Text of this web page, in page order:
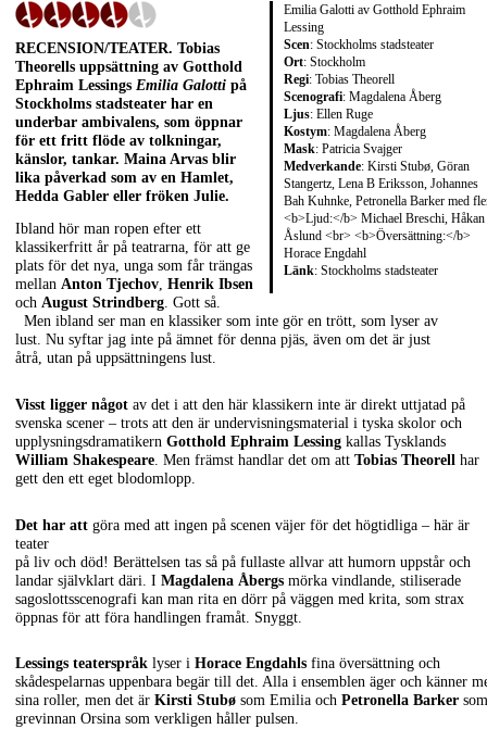
Emilia Galotti av Gotthold Ephraim
Lessing
Scen: Stockholms stadsteater
Ort: Stockholm
Regi: Tobias Theorell
Scenografi: Magdalena Åberg
Ljus: Ellen Ruge
Kostym: Magdalena Åberg
Mask: Patricia Svajger
Medverkande: Kirsti Stubø, Göran
Stangertz, Lena B Eriksson, Johannes
Bah Kuhnke, Petronella Barker med
<b>Ljud:</b> Michael Breschi, Håkan
Åslund <br> <b>Översättning:</b>
Horace Engdahl
Länk: Stockholms stadsteater
RECENSION/TEATER. Tobias
Theorells uppsättning av Gotthold
Ephraim Lessings Emilia Galotti på
Stockholms stadsteater har en
underbar ambivalens, som öppnar
för ett fritt flöde av tolkningar,
känslor, tankar. Maina Arvas blir
lika påverkad som av en Hamlet,
Hedda Gabler eller fröken Julie.
Ibland hör man ropen efter ett
klassikerfritt år på teatrarna, för att ge
plats för det nya, unga som får trängas
mellan Anton Tjechov, Henrik Ibsen
och August Strindberg. Gott så.
Men ibland ser man en klassiker som inte gör en trött, som lyser av
lust. Nu syftar jag inte på ämnet för denna pjäs, även om det är just
åtrå, utan på uppsättningens lust.
Visst ligger något av det i att den här klassikern inte är direkt uttjatad på
svenska scener – trots att den är undervisningsmaterial i tyska skolor och
upplysningsdramatikern Gotthold Ephraim Lessing kallas Tysklands
William Shakespeare. Men främst handlar det om att Tobias Theorell har
gett den ett eget blodomlopp.
Det har att göra med att ingen på scenen väjer för det högtidliga – här är
teater
på liv och död! Berättelsen tas så på fullaste allvar att humorn uppstår och
landar självklart däri. I Magdalena Åbergs mörka vindlande, stiliserade
sagoslottsscenografi kan man rita en dörr på väggen med krita, som strax
öppnas för att föra handlingen framåt. Snyggt.
Lessings teaterspråk lyser i Horace Engdahls fina översättning och
skådespelarnas uppenbara begär till det. Alla i ensemblen äger och känner
sina roller, men det är Kirsti Stubø som Emilia och Petronella Barker som
grevinnan Orsina som verkligen håller pulsen.